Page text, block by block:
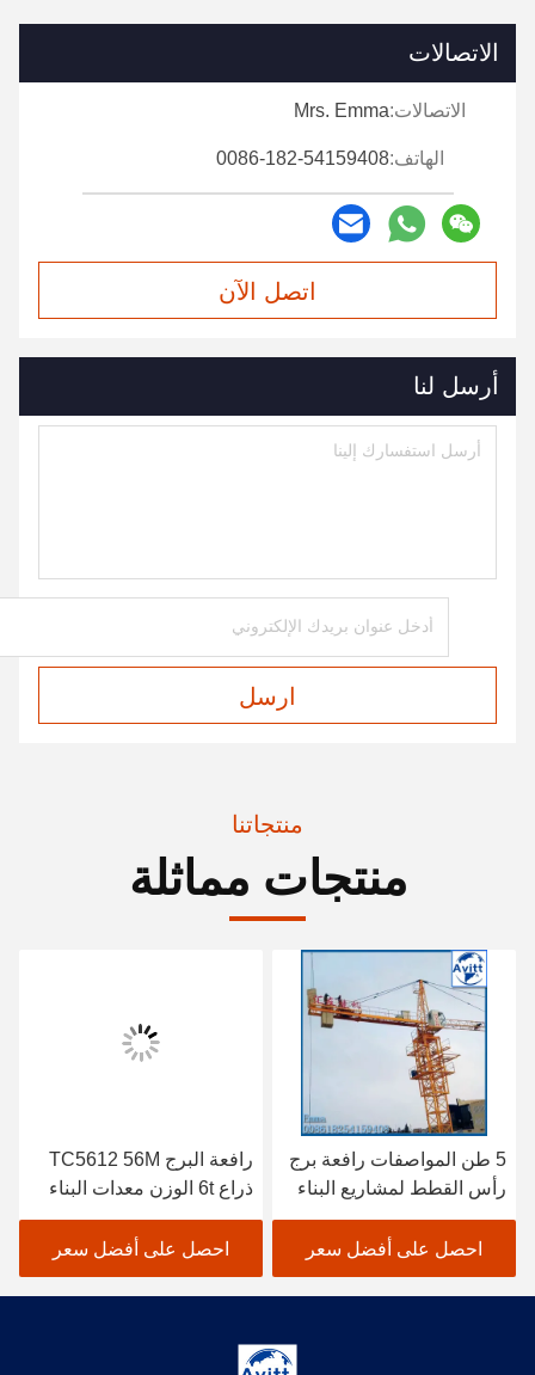
الاتصالات
الاتصالات:Mrs. Emma
الهاتف:0086-182-54159408
اتصل الآن
أرسل لنا
ارسل
منتجاتنا
منتجات مماثلة
5 طن المواصفات رافعة برج
رأس القطط لمشاريع البناء
المدني
احصل على أفضل سعر
رافعة البرج TC5612 56M
ذراع 6t الوزن معدات البناء
احصل على أفضل سعر